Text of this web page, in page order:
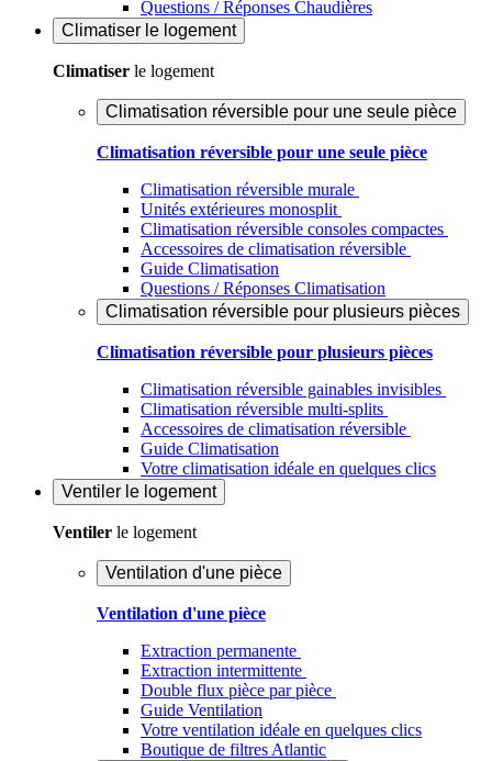
Questions / Réponses Chaudières
Climatiser le logement
Climatiser le logement
Climatisation réversible pour une seule pièce
Climatisation réversible pour une seule pièce
Climatisation réversible murale
Unités extérieures monosplit
Climatisation réversible consoles compactes
Accessoires de climatisation réversible
Guide Climatisation
Questions / Réponses Climatisation
Climatisation réversible pour plusieurs pièces
Climatisation réversible pour plusieurs pièces
Climatisation réversible gainables invisibles
Climatisation réversible multi-splits
Accessoires de climatisation réversible
Guide Climatisation
Votre climatisation idéale en quelques clics
Ventiler le logement
Ventiler le logement
Ventilation d'une pièce
Ventilation d'une pièce
Extraction permanente
Extraction intermittente
Double flux pièce par pièce
Guide Ventilation
Votre ventilation idéale en quelques clics
Boutique de filtres Atlantic